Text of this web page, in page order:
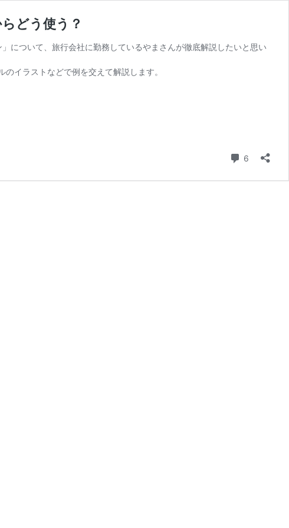
どう使う？
について、旅行会社に勤務しているやまさんが徹底解説したいと思い
イラストなどで例を交えて解説します。
6 コメント